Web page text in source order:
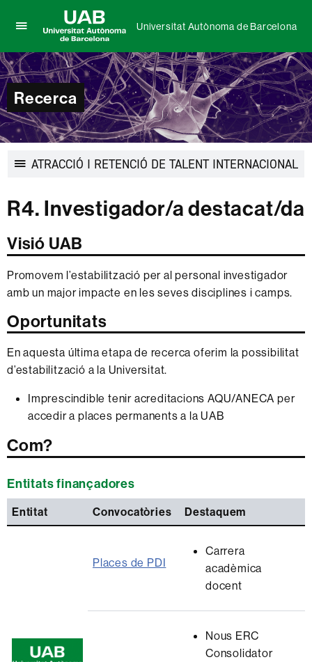
per
desplegar
el
menú
de
Universitat
Autònoma
Barcelona
Universitat
Autònoma
Barcelona
Universitat Autònoma de Barcelona
Recerca
ATRACCIÓ I RETENCIÓ DE TALENT INTERNACIONAL
navegació
R4. Investigador/a destacat/da
Visió UAB
Promovem l’estabilització per al personal investigador
amb un major impacte en les seves disciplines i camps.
Oportunitats
En aquesta última etapa de recerca oferim la possibilitat
d’estabilització a la Universitat.
Imprescindible tenir acreditacions AQU/ANECA per
accedir a places permanents a la UAB
Com?
Entitats finançadores
Entitat Convocatòries Destaquem
Places de PDI
Carrera
acadèmica
docent
Nous ERC
Consolidator